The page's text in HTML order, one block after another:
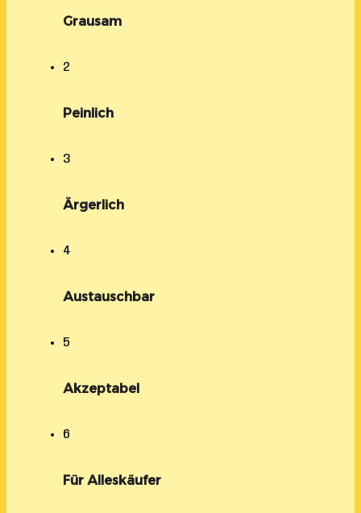
Grausam
2
Peinlich
3
Ärgerlich
4
Austauschbar
5
Akzeptabel
6
Für Alleskäufer